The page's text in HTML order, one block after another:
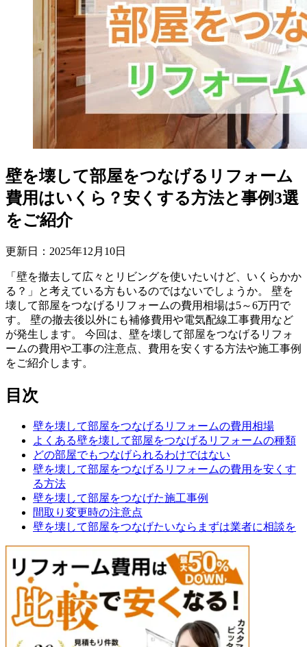
壁を壊して部屋をつなげるリフォーム
費用はいくら？安くする方法と事例3選
をご紹介
更新日： 2025年12 月 10日
「壁を撤去して広々とリビングを使いたいけど、いくらかか
る？」と考えている方もいるのではないでしょうか。 壁を
壊して部屋をつなげるリフォームの費用相場は5～6万円で
す。 壁の撤去後以外にも補修費用や電気配線工事費用など
が発生します。 今回は、壁を壊して部屋をつなげるリフォ
ームの費用や工事の注意点、費用を安くする方法や施工事例
をご紹介します。
目次
壁を壊して部屋をつなげるリフォームの費用相場
よくある壁を壊して部屋をつなげるリフォームの種類
どの部屋でもつなげられるわけではない
壁を壊して部屋をつなげるリフォームの費用を安くす
る方法
壁を壊して部屋をつなげた施工事例
間取り変更時の注意点
壁を壊して部屋をつなげたいならまずは業者に相談を